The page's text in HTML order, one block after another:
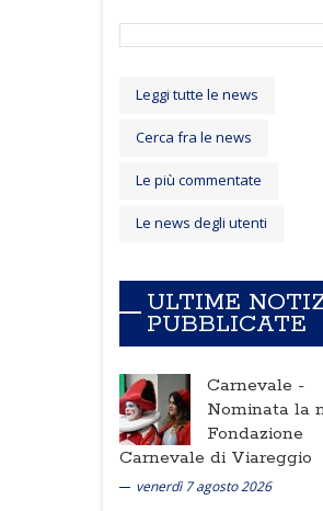
Leggi tutte le news
Cerca fra le news
Le più commentate
Le news degli utenti
ULTIME
PUBBLICATE
Carnevale -
Nominata la
Fondazione
Carnevale di Viareggio
venerdì 7 agosto 2026